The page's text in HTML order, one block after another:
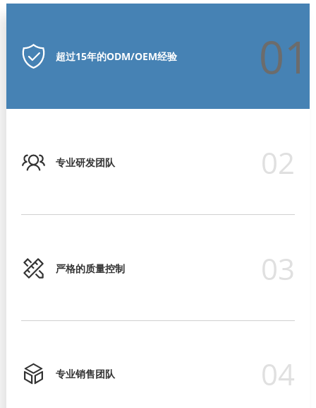
超过15年的ODM/OEM经验 01
专业研发团队 02
严格的质量控制 03
专业销售团队 04
严格的质量控制
专业销售团队